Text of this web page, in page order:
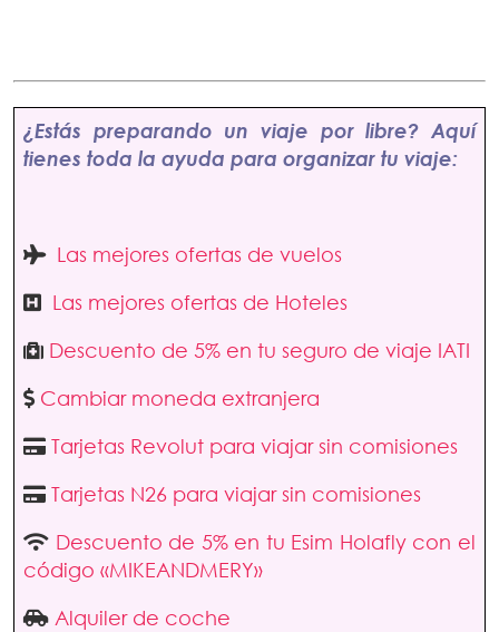
¿Estás preparando un viaje por libre? Aquí
tienes toda la ayuda para organizar tu viaje:
Las mejores ofertas de vuelos
Las mejores ofertas de Hoteles
Descuento de 5% en tu seguro de viaje IATI
Cambiar moneda extranjera
Tarjetas Revolut para viajar sin comisiones
Tarjetas N26 para viajar sin comisiones
Descuento de 5% en tu Esim Holafly con el
código «MIKEANDMERY»
Alquiler de coche